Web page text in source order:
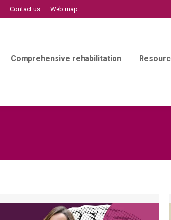
Contact us Web map
Comprehensive rehabilitation